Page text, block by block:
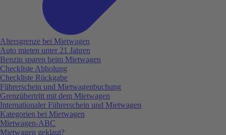
Altersgrenze bei Mietwagen
Auto mieten unter 21 Jahren
Benzin sparen beim Mietwagen
Checkliste Abholung
Checkliste Rückgabe
Führerschein und Mietwagenbuchung
Grenzübertritt mit dem Mietwagen
Internationaler Führerschein und Mietwagen
Kategorien bei Mietwagen
Mietwagen-ABC
Mietwagen geklaut?